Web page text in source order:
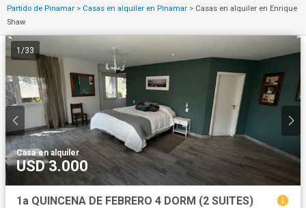
Partido de Pinamar > Casas en alquiler en Pinamar > Casas en alquiler en Enrique
Shaw
1 /33
Casa·en alquiler
USD 3.000
1a QUINCENA DE FEBRERO 4 DORM (2 SUITES)